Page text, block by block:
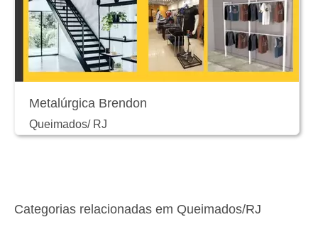
Metalúrgica Brendon
Queimados/ RJ
Categorias relacionadas em Queimados/RJ